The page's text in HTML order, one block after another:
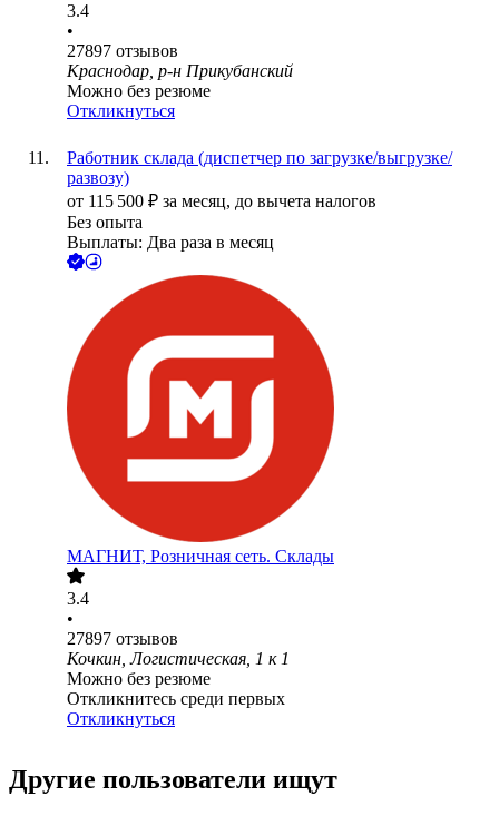
3.4
•
27897 отзывов
Краснодар, р-н Прикубанский
Можно без резюме
Откликнуться
Работник склада (диспетчер по загрузке/выгрузке/
развозу)
от 115 500 ₽ за месяц, до вычета налогов
Без опыта
Выплаты: Два раза в месяц
МАГНИТ, Розничная сеть. Склады
3.4
•
27897 отзывов
Кочкин, Логистическая, 1 к 1
Можно без резюме
Откликнитесь среди первых
Откликнуться
Другие пользователи ищут